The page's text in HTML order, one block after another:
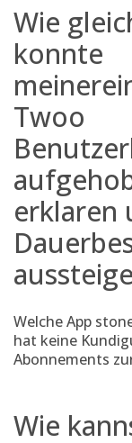
Wie
konnte
Twoo
erklaren
Welche App
hat keine
Abonnements
Wie